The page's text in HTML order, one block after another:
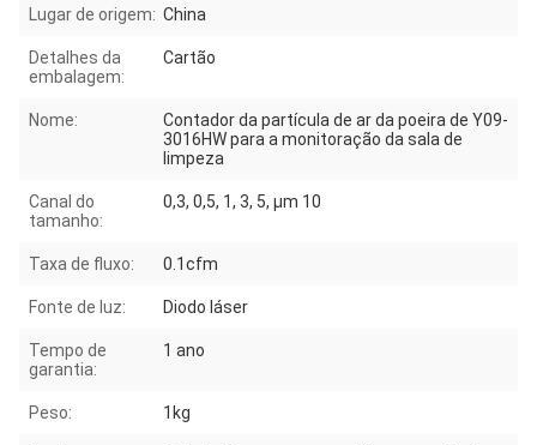
Lugar de origem: China
Detalhes da
embalagem:
Cartão
Nome:
Contador da partícula de ar da poeira de Y09-
3016HW para a monitoração da sala de
limpeza
Canal do
tamanho:
0,3, 0,5, 1, 3, 5, μm 10
Taxa de fluxo: 0.1cfm
Fonte de luz: Diodo láser
Tempo de
garantia:
1 ano
Peso: 1kg